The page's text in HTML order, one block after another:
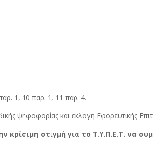
1, 10 παρ. 1, 11 παρ. 4.
ψηφοφορίας και εκλογή Εφορευτικής
κρίσιμη στιγμή για το Τ.Υ.Π.Ε.Τ. να